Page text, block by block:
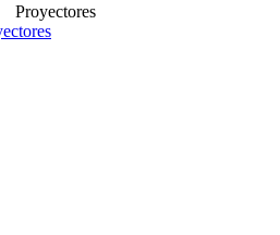
Proyectores